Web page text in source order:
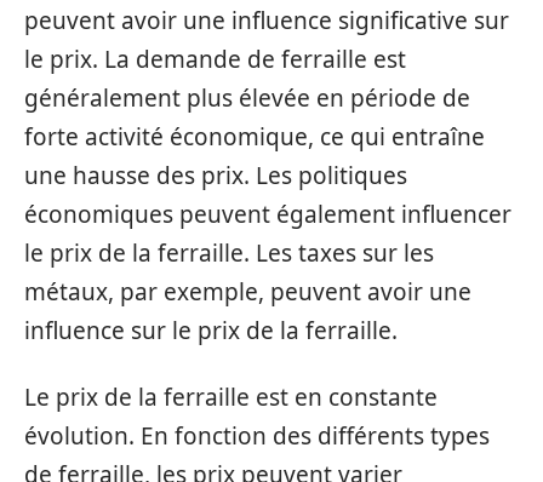
peuvent avoir une influence significative sur
le prix. La demande de ferraille est
généralement plus élevée en période de
forte activité économique, ce qui entraîne
une hausse des prix. Les politiques
économiques peuvent également influencer
le prix de la ferraille. Les taxes sur les
métaux, par exemple, peuvent avoir une
influence sur le prix de la ferraille.
Le prix de la ferraille est en constante
évolution. En fonction des différents types
de ferraille, les prix peuvent varier